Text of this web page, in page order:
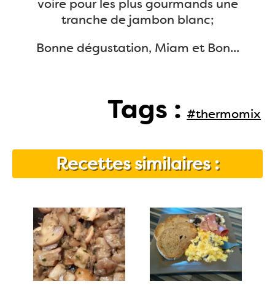
voire pour les plus gourmands une
tranche de jambon blanc;
Bonne dégustation, Miam et Bon...
Tags : #thermomix
Recettes similaires :